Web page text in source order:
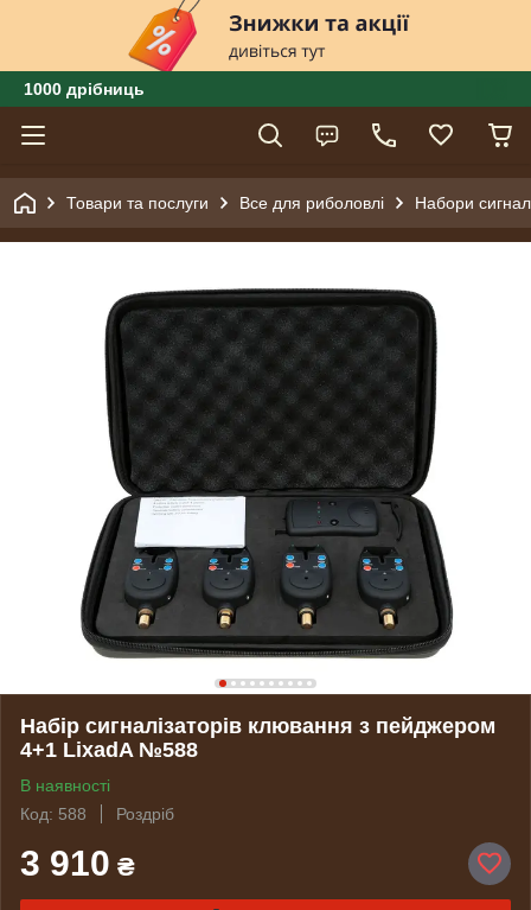
1000 дрібниць
Товари та послуги Все для риболовлі Набори
Набір сигналізаторів клювання з пейджером
4+1 LixadA №588
В наявності
Код: 588
Роздріб
3 910 ₴